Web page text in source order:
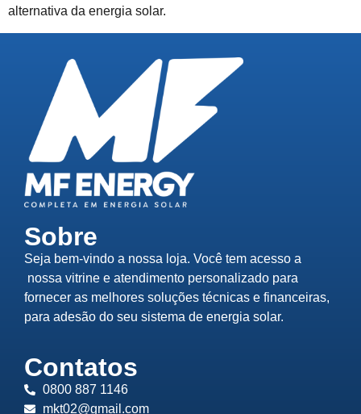
alternativa da energia solar.
Sobre
Seja bem-vindo a nossa loja. Você tem acesso a
nossa vitrine e atendimento personalizado para
fornecer as melhores soluções técnicas e financeiras,
para adesão do seu sistema de energia solar.
Contatos
0800 887 1146
mkt02@gmail.com